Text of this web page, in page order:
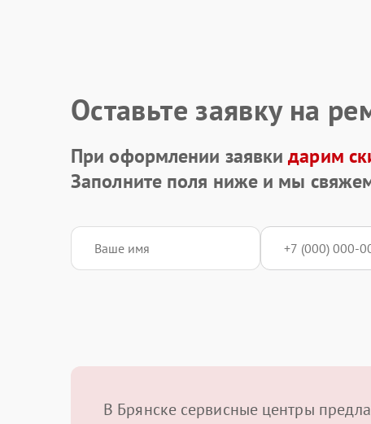
Оставьте заявку на
При оформлении заявкидарим
Заполните поля ниже и мы
В Брянске сервисные центры